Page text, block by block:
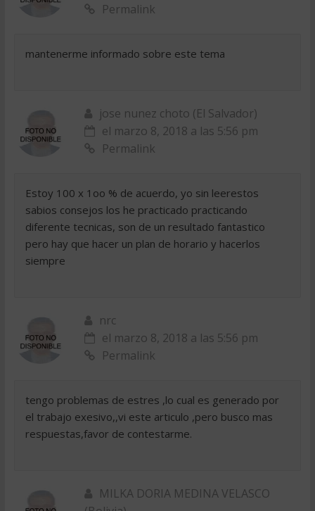
Permalink
mantenerme informado sobre este tema
jose nunez choto (El Salvador)
el marzo 8, 2018 a las 5:56 pm
Permalink
Estoy 100 x 1oo % de acuerdo, yo sin leerestos
sabios consejos los he practicado practicando
diferente tecnicas, son de un resultado fantastico
pero hay que hacer un plan de horario y hacerlos
siempre
nrc
el marzo 8, 2018 a las 5:56 pm
Permalink
tengo problemas de estres ,lo cual es generado por
el trabajo exesivo,,vi este articulo ,pero busco mas
respuestas,favor de contestarme.
MILKA DORIA MEDINA VELASCO